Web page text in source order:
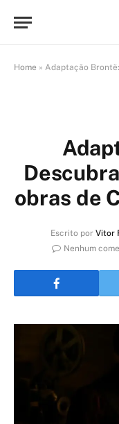
Home » Adaptação Brontë:
obras de
Escrito por Vitor
Nenhum